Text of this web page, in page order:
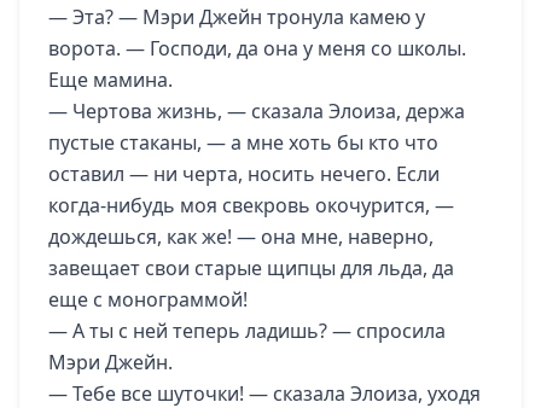
— Эта? — Мэри Джейн тронула камею у
ворота. — Господи, да она у меня со школы.
Еще мамина.
— Чертова жизнь, — сказала Элоиза, держа
пустые стаканы, — а мне хоть бы кто что
оставил — ни черта, носить нечего. Если
когда-нибудь моя свекровь окочурится, —
дождешься, как же! — она мне, наверно,
завещает свои старые щипцы для льда, да
еще с монограммой!
— А ты с ней теперь ладишь? — спросила
Мэри Джейн.
— Тебе все шуточки! — сказала Элоиза, уходя